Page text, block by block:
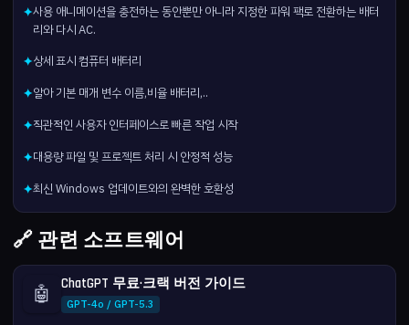
✦사용 애니메이션을 충전하는 동안뿐만 아니라 지정한 파워 팩로 전환하는 배터
리와 다시 AC.
✦상세 표시 컴퓨터 배터리
✦알아 기본 매개 변수 이름,비율 배터리,..
✦직관적인 사용자 인터페이스로 빠른 작업 시작
✦대용량 파일 및 프로젝트 처리 시 안정적 성능
✦최신 Windows 업데이트와의 완벽한 호환성
🔗 관련 소프트웨어
🤖 ChatGPT 무료·크랙 버전 가이드
GPT-4o / GPT-5.3